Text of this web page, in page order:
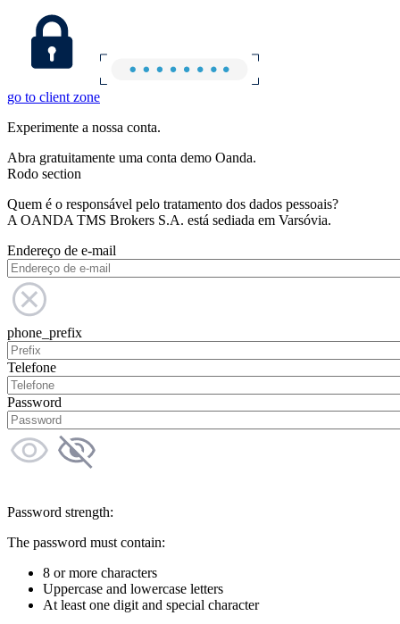
go to client zone
Experimente a nossa conta.
Abra gratuitamente uma conta demo Oanda.
Rodo section
Quem é o responsável pelo tratamento dos dados pessoais?
A OANDA TMS Brokers S.A. está sediada em Varsóvia.
Endereço de e-mail
phone_prefix
Telefone
Password
Password strength:
The password must contain:
8 or more characters
Uppercase and lowercase letters
At least one digit and special character